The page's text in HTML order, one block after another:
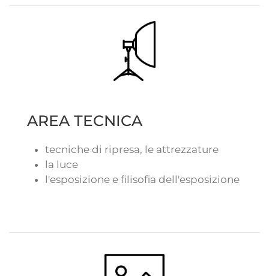
AREA TECNICA
tecniche di ripresa, le attrezzature
la luce
l'esposizione e filisofia dell'esposizione